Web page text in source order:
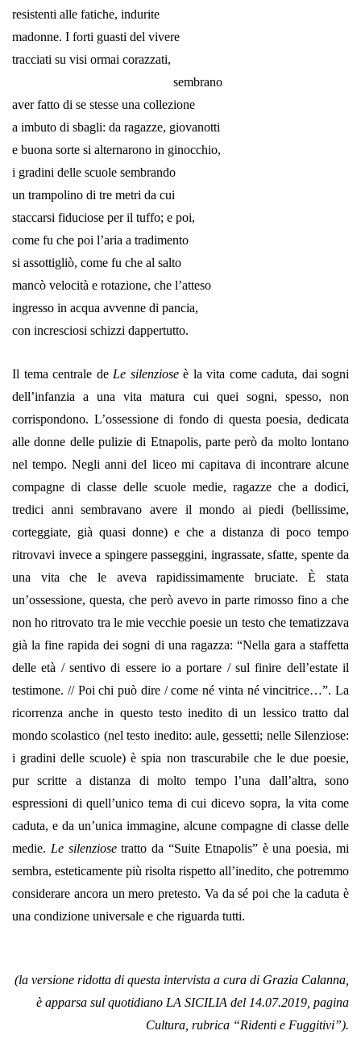
resistenti alle fatiche, indurite
madonne. I forti guasti del vivere
tracciati su visi ormai corazzati,
sembrano
aver fatto di se stesse una collezione
a imbuto di sbagli: da ragazze, giovanotti
e buona sorte si alternarono in ginocchio,
i gradini delle scuole sembrando
un trampolino di tre metri da cui
staccarsi fiduciose per il tuffo; e poi,
come fu che poi l’aria a tradimento
si assottigliò, come fu che al salto
mancò velocità e rotazione, che l’atteso
ingresso in acqua avvenne di pancia,
con incresciosi schizzi dappertutto.
Il tema centrale de Le silenziose è la vita come caduta, dai sogni
dell’infanzia a una vita matura cui quei sogni, spesso, non
corrispondono. L’ossessione di fondo di questa poesia, dedicata
alle donne delle pulizie di Etnapolis, parte però da molto lontano
nel tempo. Negli anni del liceo mi capitava di incontrare alcune
compagne di classe delle scuole medie, ragazze che a dodici,
tredici anni sembravano avere il mondo ai piedi (bellissime,
corteggiate, già quasi donne) e che a distanza di poco tempo
ritrovavi invece a spingere passeggini, ingrassate, sfatte, spente da
una vita che le aveva rapidissimamente bruciate. È stata
un’ossessione, questa, che però avevo in parte rimosso fino a che
non ho ritrovato tra le mie vecchie poesie un testo che tematizzava
già la fine rapida dei sogni di una ragazza: “Nella gara a staffetta
delle età / sentivo di essere io a portare / sul finire dell’estate il
testimone. // Poi chi può dire / come né vinta né vincitrice…”. La
ricorrenza anche in questo testo inedito di un lessico tratto dal
mondo scolastico (nel testo inedito: aule, gessetti; nelle Silenziose:
i gradini delle scuole) è spia non trascurabile che le due poesie,
pur scritte a distanza di molto tempo l’una dall’altra, sono
espressioni di quell’unico tema di cui dicevo sopra, la vita come
caduta, e da un’unica immagine, alcune compagne di classe delle
medie. Le silenziosetratto da “Suite Etnapolis” è una poesia, mi
sembra, esteticamente più risolta rispetto all’inedito, che potremmo
considerare ancora un mero pretesto. Va da sé poi che la caduta è
una condizione universale e che riguarda tutti.
(la versione ridotta di questa intervista a cura di Grazia Calanna,
è apparsa sul quotidiano LA SICILIA del 14.07.2019, pagina
Cultura, rubrica “Ridenti e Fuggitivi”).